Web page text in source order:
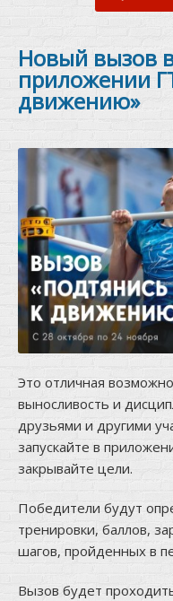
Новый вызов
приложении
движению»
Это отличная
выносливость и
друзьями и другими
запускайте в
закрывайте цели.
Победители будут
тренировки, баллов,
шагов, пройденных в
Вызов будет